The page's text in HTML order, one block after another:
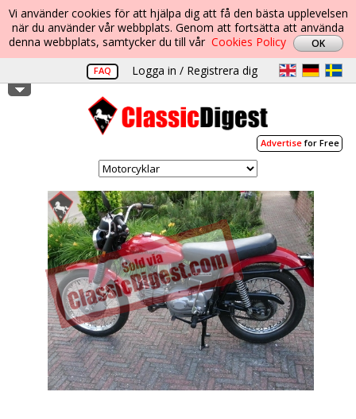
Vi använder cookies för att hjälpa dig att få den bästa upplevelsen
när du använder vår webbplats. Genom att fortsätta att använda
denna webbplats, samtycker du till vår Cookies Policy
FAQ Logga in / Registrera dig
Advertisefor Free